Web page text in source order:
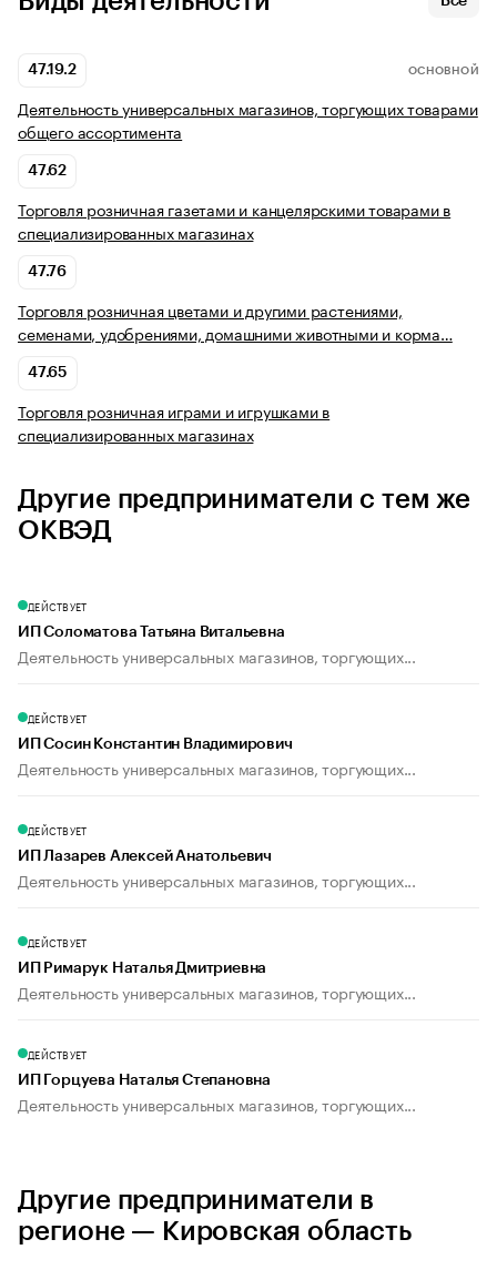
47.19.2 ОСНОВНОЙ
Деятельность универсальных магазинов, торгующих товарами
общего ассортимента
47.62
Торговля розничная газетами и канцелярскими товарами в
специализированных магазинах
47.76
Торговля розничная цветами и другими растениями,
семенами, удобрениями, домашними животными и корма…
47.65
Торговля розничная играми и игрушками в
специализированных магазинах
Другие предприниматели с тем же
ОКВЭД
ДЕЙСТВУЕТ
ИП Соломатова Татьяна Витальевна
Деятельность универсальных магазинов, торгующих...
ДЕЙСТВУЕТ
ИП Сосин Константин Владимирович
Деятельность универсальных магазинов, торгующих...
ДЕЙСТВУЕТ
ИП Лазарев Алексей Анатольевич
Деятельность универсальных магазинов, торгующих...
ДЕЙСТВУЕТ
ИП Римарук Наталья Дмитриевна
Деятельность универсальных магазинов, торгующих...
ДЕЙСТВУЕТ
ИП Горцуева Наталья Степановна
Деятельность универсальных магазинов, торгующих...
Другие предприниматели в
регионе — Кировская область